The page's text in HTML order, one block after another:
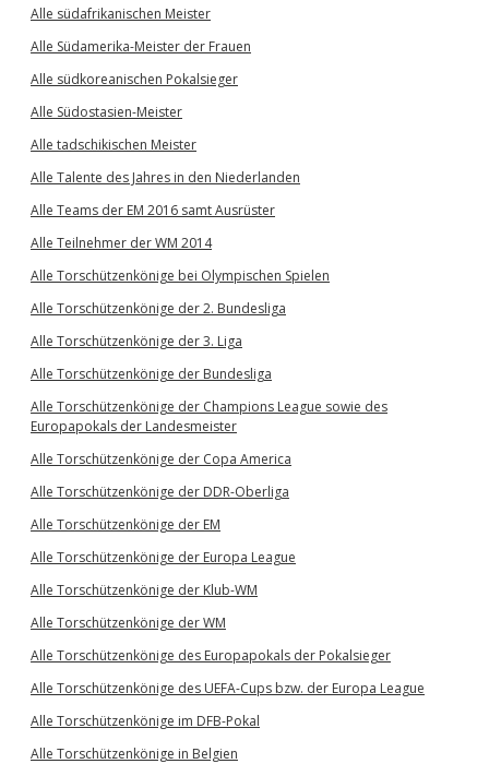
Alle südafrikanischen Meister
Alle Südamerika-Meister der Frauen
Alle südkoreanischen Pokalsieger
Alle Südostasien-Meister
Alle tadschikischen Meister
Alle Talente des Jahres in den Niederlanden
Alle Teams der EM 2016 samt Ausrüster
Alle Teilnehmer der WM 2014
Alle Torschützenkönige bei Olympischen Spielen
Alle Torschützenkönige der 2. Bundesliga
Alle Torschützenkönige der 3. Liga
Alle Torschützenkönige der Bundesliga
Alle Torschützenkönige der Champions League sowie des
Europapokals der Landesmeister
Alle Torschützenkönige der Copa America
Alle Torschützenkönige der DDR-Oberliga
Alle Torschützenkönige der EM
Alle Torschützenkönige der Europa League
Alle Torschützenkönige der Klub-WM
Alle Torschützenkönige der WM
Alle Torschützenkönige des Europapokals der Pokalsieger
Alle Torschützenkönige des UEFA-Cups bzw. der Europa League
Alle Torschützenkönige im DFB-Pokal
Alle Torschützenkönige in Belgien